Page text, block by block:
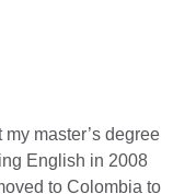
my master’s degree
English in 2008
to Colombia to